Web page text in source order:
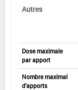
Autres
Dose maximale
par apport
Nombre maximal
d'apports